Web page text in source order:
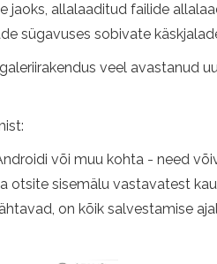
jaoks, allalaaditud failide
sügavuses sobivate
veel avastanud
või muu kohta - need
otsite sisemälu vastavatest
on kõik salvestamise